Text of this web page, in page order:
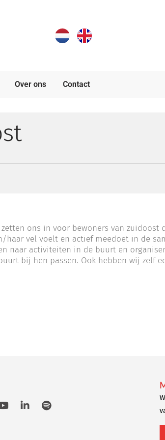
Over ons Contact
ons in voor bewoners van zuidoost
vel voelt en actief meedoet in de
naar activiteiten in de buurt en
bij hen passen. Ook hebben wij zelf